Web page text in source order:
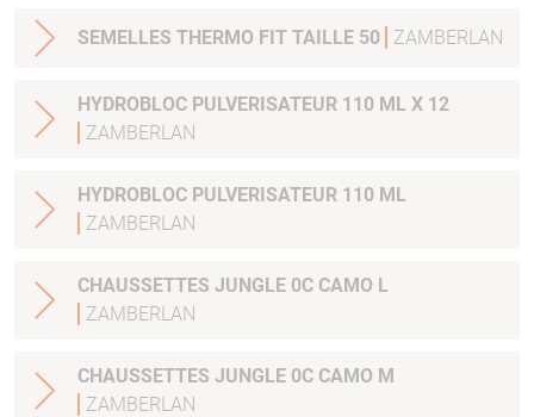
SEMELLES THERMO FIT TAILLE 50 ZAMBERLAN
HYDROBLOC PULVERISATEUR 110 ML X 12
ZAMBERLAN
HYDROBLOC PULVERISATEUR 110 ML
ZAMBERLAN
CHAUSSETTES JUNGLE 0C CAMO L
ZAMBERLAN
CHAUSSETTES JUNGLE 0C CAMO M
ZAMBERLAN